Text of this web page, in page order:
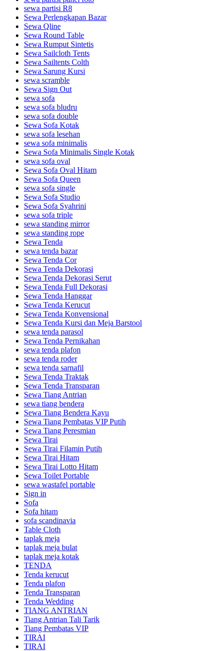
sewa partisi R8
Sewa Perlengkapan Bazar
Sewa Qline
Sewa Round Table
Sewa Rumput Sintetis
Sewa Sailcloth Tents
Sewa Sailtents Colth
Sewa Sarung Kursi
sewa scramble
Sewa Sign Out
sewa sofa
sewa sofa bludru
sewa sofa double
Sewa Sofa Kotak
sewa sofa lesehan
sewa sofa minimalis
Sewa Sofa Minimalis Single Kotak
sewa sofa oval
Sewa Sofa Oval Hitam
Sewa Sofa Queen
sewa sofa single
Sewa Sofa Studio
Sewa Sofa Syahrini
sewa sofa triple
sewa standing mirror
sewa standing rope
Sewa Tenda
sewa tenda bazar
Sewa Tenda Cor
Sewa Tenda Dekorasi
Sewa Tenda Dekorasi Serut
Sewa Tenda Full Dekorasi
Sewa Tenda Hanggar
Sewa Tenda Kerucut
Sewa Tenda Konvensional
Sewa Tenda Kursi dan Meja Barstool
sewa tenda parasol
Sewa Tenda Pernikahan
sewa tenda plafon
sewa tenda roder
sewa tenda sarnafil
Sewa Tenda Traktak
Sewa Tenda Transparan
Sewa Tiang Antrian
sewa tiang bendera
Sewa Tiang Bendera Kayu
Sewa Tiang Pembatas VIP Putih
Sewa Tiang Peresmian
Sewa Tirai
Sewa Tirai Filamin Putih
Sewa Tirai Hitam
Sewa Tirai Lotto Hitam
Sewa Toilet Portable
sewa wastafel portable
Sign in
Sofa
Sofa hitam
sofa scandinavia
Table Cloth
taplak meja
taplak meja bulat
taplak meja kotak
TENDA
Tenda kerucut
Tenda plafon
Tenda Transparan
Tenda Wedding
TIANG ANTRIAN
Tiang Antrian Tali Tarik
Tiang Pembatas VIP
TIRAI
TIRAI